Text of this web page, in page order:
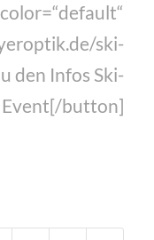
ski-
den Infos Ski-
Event[/button]